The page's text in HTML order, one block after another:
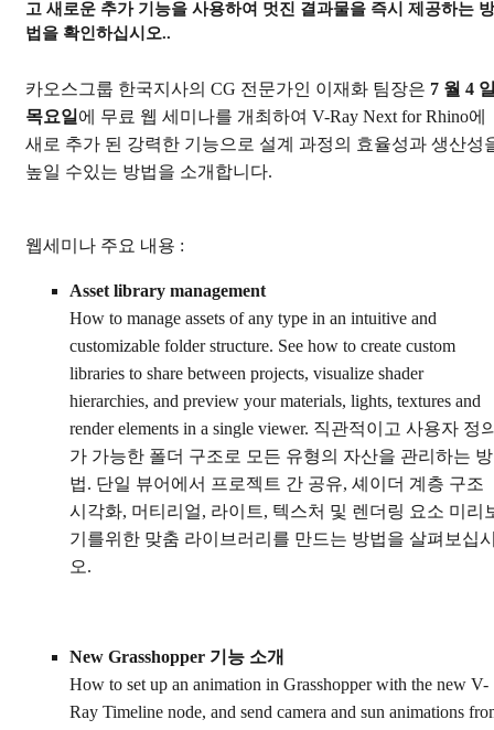
녹화영상 살펴보기
고 새로운 추가 기능을 사용하여 멋진 결과물을 즉시 제공하는 방
법을 확인하십시오..
카오스그룹 한국지사의 CG 전문가인 이재화 팀장은 7 월 4
목요일에 무료 웹 세미나를 개최하여 V-Ray Next for Rhino에
새로 추가 된 강력한 기능으로 설계 과정의 효율성과 생산성
높일 수있는 방법을 소개합니다.
웹세미나 주요 내용 :
Asset library management
How to manage assets of any type in an intuitive and
customizable folder structure. See how to create custom
libraries to share between projects, visualize shader
hierarchies, and preview your materials, lights, textures and
render elements in a single viewer. 직관적이고 사용자 정
가 가능한 폴더 구조로 모든 유형의 자산을 관리하는 방
법. 단일 뷰어에서 프로젝트 간 공유, 셰이더 계층 구조
시각화, 머티리얼, 라이트, 텍스처 및 렌더링 요소 미리
기를위한 맞춤 라이브러리를 만드는 방법을 살펴보십
오.
New Grasshopper 기능 소개
How to set up an animation in Grasshopper with the new V-
Ray Timeline node, and send camera and sun animations